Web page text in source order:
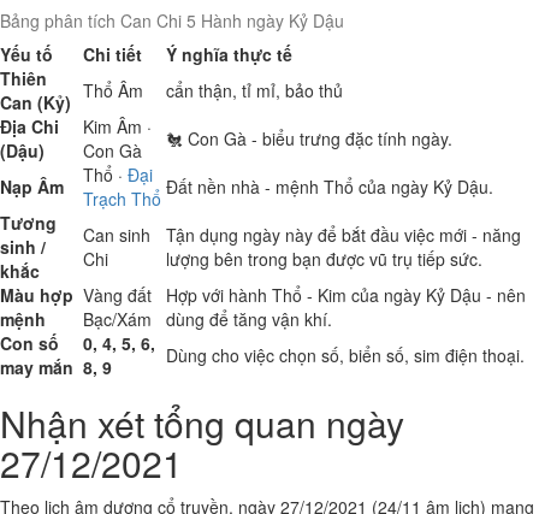
Bảng phân tích Can Chi 5 Hành ngày Kỷ Dậu
Yếu tố
Chi tiết
Ý nghĩa thực tế
Thiên
Can (Kỷ) Thổ Âm
cẩn thận, tỉ mỉ, bảo thủ
Địa Chi
(Dậu)
Kim Âm ·
Con Gà
🐔 Con Gà - biểu trưng đặc tính ngày.
Nạp Âm
Thổ · Đại
Trạch Thổ Đất nền nhà - mệnh Thổ của ngày Kỷ Dậu.
Tương
sinh /
khắc
Can sinh
Chi
Tận dụng ngày này để bắt đầu việc mới - năng
lượng bên trong bạn được vũ trụ tiếp sức.
Màu hợp
mệnh
Vàng đất
Bạc/Xám
Hợp với hành Thổ - Kim của ngày Kỷ Dậu - nên
dùng để tăng vận khí.
Con số
may mắn
0, 4, 5, 6,
8, 9
Dùng cho việc chọn số, biển số, sim điện thoại.
Nhận xét tổng quan ngày
27/12/2021
Theo lịch âm dương cổ truyền, ngày 27/12/2021 (24/11 âm lịch) mang